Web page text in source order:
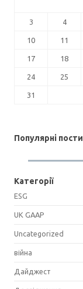
3 4
10 11
17 18
24 25
31
Популярні пости
Категорії
ESG
UK GAAP
Uncategorized
війна
Дайджест